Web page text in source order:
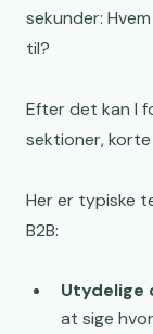
sekunder:
til?
Efter det kan I
sektioner,
Her er typiske
B2B:
Utydelige
at sige